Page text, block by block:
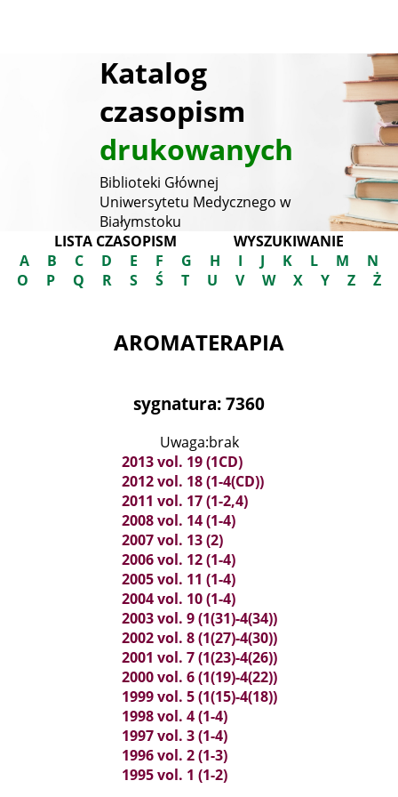
Katalog
czasopism
drukowanych
Biblioteki Głównej
Uniwersytetu Medycznego w
Białymstoku
LISTA CZASOPISM
WYSZUKIWANIE
A
B C D E F G H I J K L M
N
O
P Q R S Ś T U V W X Y Z Ż
AROMATERAPIA
sygnatura: 7360
Uwaga:brak
2013 vol. 19 (1CD)
2012 vol. 18 (1-4(CD))
2011 vol. 17 (1-2,4)
2008 vol. 14 (1-4)
2007 vol. 13 (2)
2006 vol. 12 (1-4)
2005 vol. 11 (1-4)
2004 vol. 10 (1-4)
2003 vol. 9 (1(31)-4(34))
2002 vol. 8 (1(27)-4(30))
2001 vol. 7 (1(23)-4(26))
2000 vol. 6 (1(19)-4(22))
1999 vol. 5 (1(15)-4(18))
1998 vol. 4 (1-4)
1997 vol. 3 (1-4)
1996 vol. 2 (1-3)
1995 vol. 1 (1-2)